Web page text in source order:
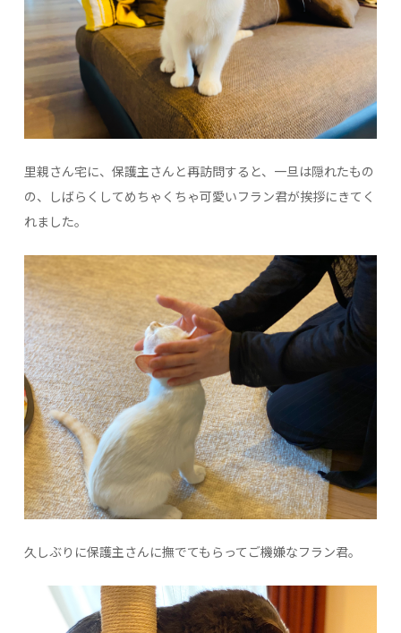
里親さん宅に、保護主さんと再訪問すると、一旦は隠れたもの
の、しばらくしてめちゃくちゃ可愛いフラン君が挨拶にきてく
れました。
久しぶりに保護主さんに撫でてもらってご機嫌なフラン君。